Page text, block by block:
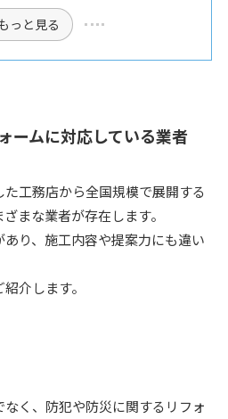
っと見る
ームに対応している業者
工務店から全国規模で展開する
まな業者が存在します。
り、施工内容や提案力にも違い
介します。
く、防犯や防災に関するリフォ